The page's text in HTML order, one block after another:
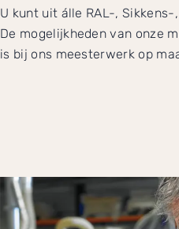
U kunt uit álle RAL-,
De mogelijkheden van onze
is bij ons meesterwerk op